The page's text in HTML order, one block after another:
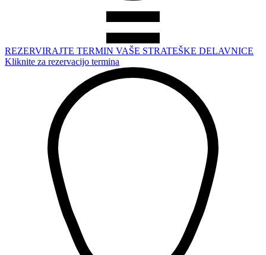
REZERVIRAJTE TERMIN VAŠE STRATEŠKE DELAVNICE
Kliknite za rezervacijo termina